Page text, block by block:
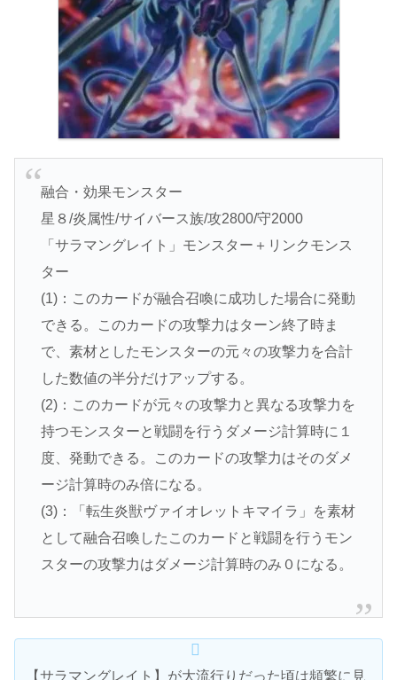
融合・効果モンスター
星８/炎属性/サイバース族/攻2800/守2000
「サラマングレイト」モンスター＋リンクモンス
ター
(1)：このカードが融合召喚に成功した場合に発動
できる。このカードの攻撃力はターン終了時ま
で、素材としたモンスターの元々の攻撃力を合計
した数値の半分だけアップする。
(2)：このカードが元々の攻撃力と異なる攻撃力を
持つモンスターと戦闘を行うダメージ計算時に１
度、発動できる。このカードの攻撃力はそのダメ
ージ計算時のみ倍になる。
(3)：「転生炎獣ヴァイオレットキマイラ」を素材
として融合召喚したこのカードと戦闘を行うモン
スターの攻撃力はダメージ計算時のみ０になる。
【サラマングレイト】が大流行りだった頃は頻繁に見